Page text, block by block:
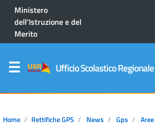
Ministero
dell'Istruzione e del
Merito
Ufficio Scolastico
Home Rettifiche GPS News Gps